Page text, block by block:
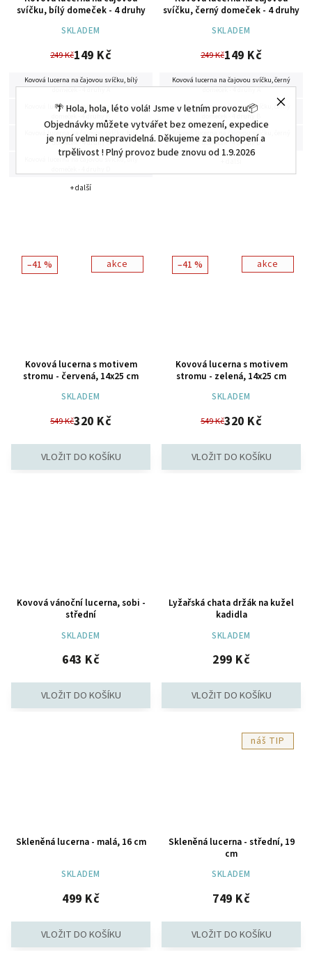
🌴 Hola, hola, léto volá! Jsme v letním provozu📦
Objednávky můžete vytvářet bez omezení, expedice
je nyní velmi nepravidelná. Děkujeme za pochopení a
trpělivost ! Plný provoz bude znovu od 1.9.2026
svíčku, bílý domeček - 4 druhy
SKLADEM
249 Kč149 Kč
Kovová lucerna na čajovou svíčku, bílý
domeček - 4 druhy A
Kovová lucerna na čajovou svíčku, bílý
domeček - 4 druhy B
Kovová lucerna na čajovou svíčku, bílý
domeček - 4 druhy C
Kovová lucerna na čajovou svíčku, bílý
+ další
svíčku, černý domeček - 4 druhy
SKLADEM
249 Kč149 Kč
Kovová lucerna na čajovou svíčku, černý
domeček - 4 druhy A
Kovová lucerna na čajovou svíčku, černý
domeček - 4 druhy B
Kovová lucerna na čajovou svíčku, černý
domeček - 4 druhy D
akce
–41 %
Kovová lucerna s motivem
stromu - červená, 14x25 cm
SKLADEM
549 Kč320 Kč
akce
–41 %
Kovová lucerna s motivem
stromu - zelená, 14x25 cm
SKLADEM
549 Kč320 Kč
Kovová vánoční lucerna, sobi -
střední
SKLADEM
643 Kč
Lyžařská chata držák na kužel
kadidla
SKLADEM
299 Kč
Skleněná lucerna - malá, 16 cm
SKLADEM
499 Kč
TIP
Skleněná lucerna - střední, 19
cm
SKLADEM
749 Kč